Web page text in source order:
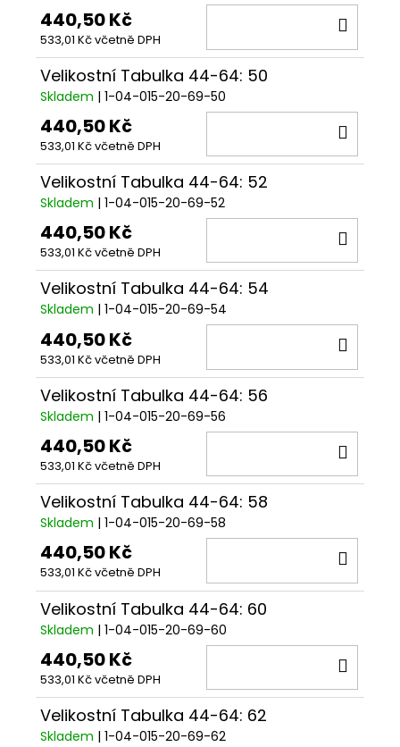
440,50 Kč
533,01 Kč včetně DPH
Velikostní Tabulka 44-64: 50
Skladem | 1-04-015-20-69-50
440,50 Kč
533,01 Kč včetně DPH
Velikostní Tabulka 44-64: 52
Skladem | 1-04-015-20-69-52
440,50 Kč
533,01 Kč včetně DPH
Velikostní Tabulka 44-64: 54
Skladem | 1-04-015-20-69-54
440,50 Kč
533,01 Kč včetně DPH
Velikostní Tabulka 44-64: 56
Skladem | 1-04-015-20-69-56
440,50 Kč
533,01 Kč včetně DPH
Velikostní Tabulka 44-64: 58
Skladem | 1-04-015-20-69-58
440,50 Kč
533,01 Kč včetně DPH
Velikostní Tabulka 44-64: 60
Skladem | 1-04-015-20-69-60
440,50 Kč
533,01 Kč včetně DPH
Velikostní Tabulka 44-64: 62
Skladem | 1-04-015-20-69-62